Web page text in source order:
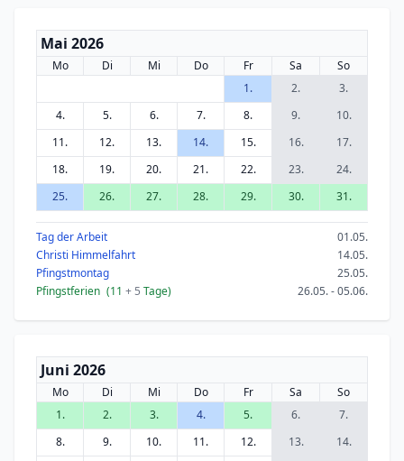
Mai 2026
Mo Di Mi Do Fr Sa
So
1.
2.
3.
4.
5. 6. 7. 8. 9.
10.
11.
12. 13. 14. 15. 16.
17.
18.
19. 20. 21. 22. 23.
24.
25.
26. 27. 28. 29. 30. 31.
Tag der Arbeit
01.05.
Christi Himmelfahrt
14.05.
Pfingstmontag
25.05.
Pfingstferien (11 + 5 Tage) 26.05. - 05.06.
Juni 2026
Mo Di Mi Do Fr Sa
So
1.
2. 3. 4. 5. 6.
7.
8.
9. 10. 11. 12. 13. 14.